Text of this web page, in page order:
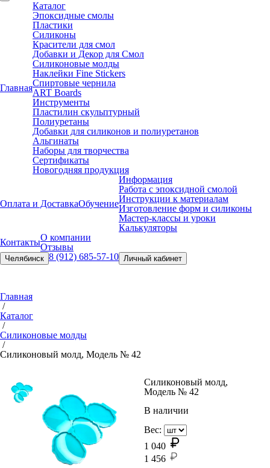
Главная
Каталог
Эпоксидные смолы
Пластики
Силиконы
Красители для смол
Добавки и Декор для Смол
Силиконовые молды
Наклейки Fine Stickers
Спиртовые чернила
ART Boards
Инструменты
Пластилин скульптурный
Полиуретаны
Добавки для силиконов и полиуретанов
Альгинаты
Наборы для творчества
Сертификаты
Новогодняя продукция
Оплата и ДоставкаОбучение
Информация
Работа с эпоксидной смолой
Инструкции к материалам
Изготовление форм и силиконы
Мастер-классы и уроки
Калькуляторы
КонтактыО компании
Отзывы
Челябинск 8 (912) 685-57-10 Личный кабинет
Главная
/
Каталог
/
Силиконовые молды
/
Силиконовый молд, Модель № 42
Силиконовый молд,
Модель № 42
В наличии
Вес:
1 040
1 456